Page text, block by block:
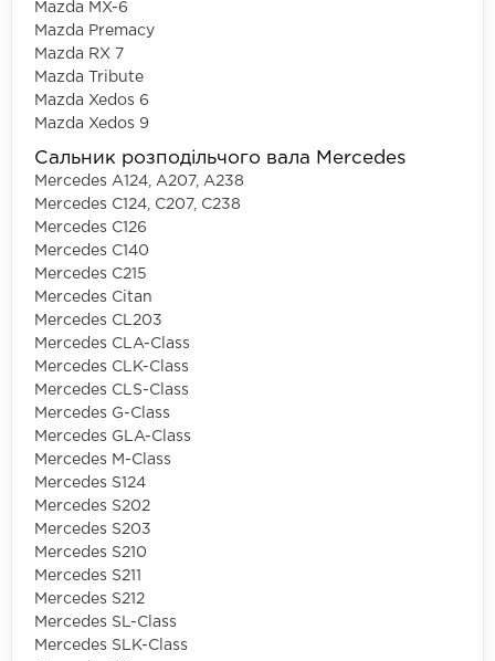
Mazda MX-6
Mazda Premacy
Mazda RX 7
Mazda Tribute
Mazda Xedos 6
Mazda Xedos 9
Сальник розподільчого вала Mercedes
Mercedes A124, A207, A238
Mercedes C124, C207, C238
Mercedes C126
Mercedes C140
Mercedes C215
Mercedes Citan
Mercedes CL203
Mercedes CLA-Class
Mercedes CLK-Class
Mercedes CLS-Class
Mercedes G-Class
Mercedes GLA-Class
Mercedes M-Class
Mercedes S124
Mercedes S202
Mercedes S203
Mercedes S210
Mercedes S211
Mercedes S212
Mercedes SL-Class
Mercedes SLK-Class